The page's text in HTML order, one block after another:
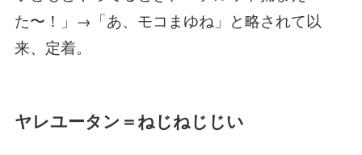
た〜！」→「あ、モコまゆね」と略されて以
来、定着。
ヤレユータン＝ねじねじじい